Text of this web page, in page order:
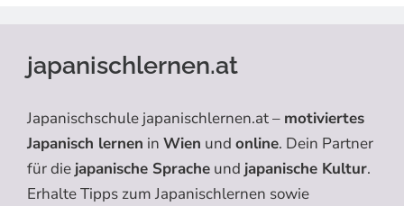
japanischlernen.at
Japanischschule japanischlernen.at – motiviertes
Japanisch lernen in Wien und online. Dein Partner
für die japanische Sprache und japanische Kultur.
Erhalte Tipps zum Japanischlernen sowie